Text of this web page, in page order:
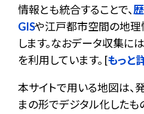
情報とも統合することで、
GISや江戸都市空間の地
します。なおデータ収集には
を利用しています。 [もっと
本サイトで用いる地図は、
まの形でデジタル化したも